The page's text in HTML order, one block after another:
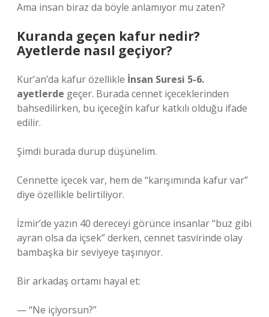
Ama insan biraz da böyle anlamıyor mu zaten?
Kuranda geçen kafur nedir?
Ayetlerde nasıl geçiyor?
Kur’an’da kafur özellikle İnsan Suresi 5-6.
ayetlerde geçer. Burada cennet içeceklerinden
bahsedilirken, bu içeceğin kafur katkılı olduğu ifade
edilir.
Şimdi burada durup düşünelim.
Cennette içecek var, hem de “karışımında kafur var”
diye özellikle belirtiliyor.
İzmir’de yazın 40 dereceyi görünce insanlar “buz gibi
ayran olsa da içsek” derken, cennet tasvirinde olay
bambaşka bir seviyeye taşınıyor.
Bir arkadaş ortamı hayal et:
— “Ne içiyorsun?”